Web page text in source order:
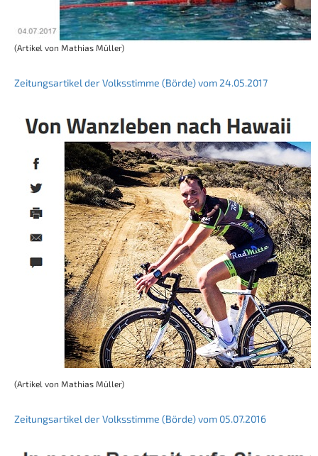
(Artikel von Mathias Müller)
Zeitungsartikel der Volksstimme (Börde) vom 24.05.2017
(Artikel von Mathias Müller)
Zeitungsartikel der Volksstimme (Börde) vom 05.07.2016